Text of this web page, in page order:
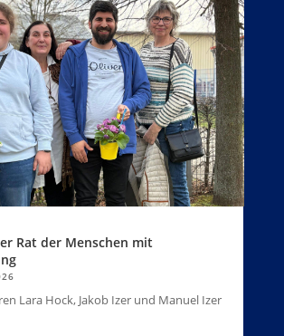
Rat der Menschen mit
Lara Hock, Jakob Izer und Manuel Izer